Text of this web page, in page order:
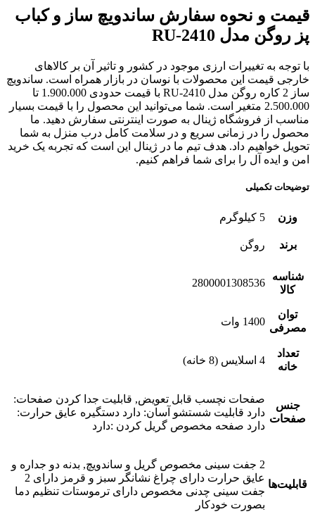
قیمت و نحوه سفارش ساندویچ ساز و کباب
پز روگن مدل RU-2410
با توجه به تغییرات ارزی موجود در کشور و تاثیر آن بر کالاهای
خارجی قیمت این محصولات با نوسان در بازار همراه است. ساندویچ
ساز 2 کاره روگن مدل RU-2410 با قیمت حدودی 1.900.000 تا
2.500.000 متغیر است. شما می‌توانید این محصول را با قیمت بسیار
مناسب از فروشگاه ژینال به صورت اینترنتی سفارش دهید. ما
محصول را در زمانی سریع و در سلامت کامل درب منزل به شما
تحویل خواهیم داد. هدف تیم ما در ژینال این است که تجربه یک خرید
امن و ایده آل را برای شما فراهم کنیم.
توضیحات تکمیلی
وزن 5 کیلوگرم
برند روگن
شناسه
کالا
2800001308536
توان
مصرفی
1400 وات
تعداد
خانه
4 اسلایس (8 خانه)
جنس
صفحات
صفحات نچسب قابل تعویض, قابلیت جدا کردن صفحات:
دارد قابلیت شستشو آسان: دارد دستگیره عایق حرارت:
دارد صفحه مخصوص گریل کردن :دارد
قابلیت‌ها
2 جفت سینی مخصوص گریل و ساندویچ, بدنه دو جداره و
عایق حرارت دارای چراغ نشانگر سبز و قرمز دارای 2
جفت سینی چدنی مخصوص دارای ترموستات تنظیم دما
بصورت خودکار